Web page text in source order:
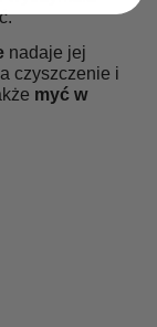
nadaje jej
czyszczenie i
myć w